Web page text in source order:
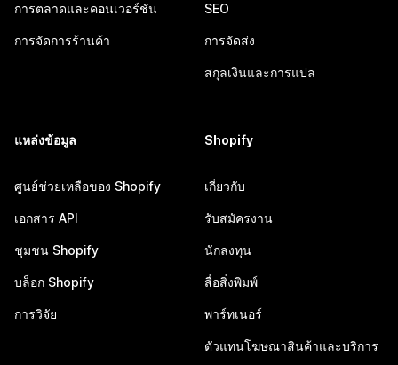
การตลาดและคอนเวอร์ชัน
การจัดการร้านค้า
SEO
การจัดส่ง
สกุลเงินและการแปล
แหล่งข้อมูล
ศูนย์ช่วยเหลือของ Shopify
เอกสาร API
ชุมชน Shopify
บล็อก Shopify
การวิจัย
Shopify
เกี่ยวกับ
รับสมัครงาน
นักลงทุน
สื่อสิ่งพิมพ์
พาร์ทเนอร์
ตัวแทนโฆษณาสินค้าและบริการ